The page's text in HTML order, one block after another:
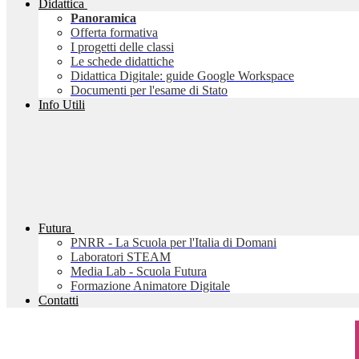
Didattica
Panoramica
Offerta formativa
I progetti delle classi
Le schede didattiche
Didattica Digitale: guide Google Workspace
Documenti per l'esame di Stato
Info Utili
Futura
PNRR - La Scuola per l'Italia di Domani
Laboratori STEAM
Media Lab - Scuola Futura
Formazione Animatore Digitale
Contatti